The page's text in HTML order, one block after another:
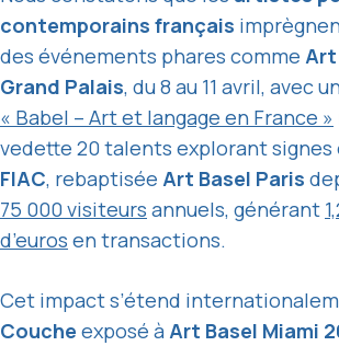
contemporains français
des événements phares comme Art
Grand Palais, du 8 au 11 avril, avec
« Babel – Art et langage en France »
vedette 20 talents explorant signes
FIAC, rebaptisée Art Basel Paris
75 000 visiteurs annuels, générant
d’euros en transactions.
Cet impact s’étend
Couche exposé àArt Basel Miami